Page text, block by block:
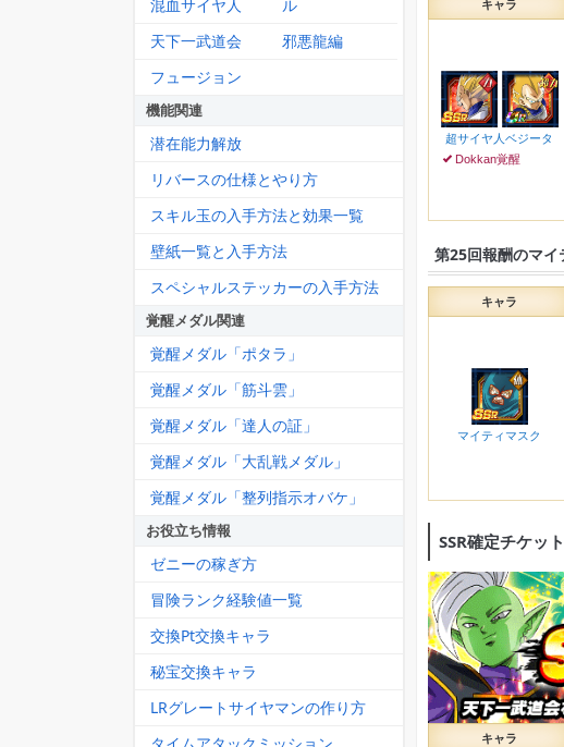
キャラ
超サイヤ人ベジータ
Dokkan覚醒
第25回報酬のマイ
キャラ
マイティマスク
SSR確定チケッ
キャラ
混血サイヤ人
ル
天下一武道会
邪悪龍編
フュージョン
機能関連
潜在能力解放
リバースの仕様とやり方
スキル玉の入手方法と効果一覧
壁紙一覧と入手方法
スペシャルステッカーの入手方法
覚醒メダル関連
覚醒メダル「ポタラ」
覚醒メダル「筋斗雲」
覚醒メダル「達人の証」
覚醒メダル「大乱戦メダル」
覚醒メダル「整列指示オバケ」
お役立ち情報
ゼニーの稼ぎ方
冒険ランク経験値一覧
交換Pt交換キャラ
秘宝交換キャラ
LRグレートサイヤマンの作り方